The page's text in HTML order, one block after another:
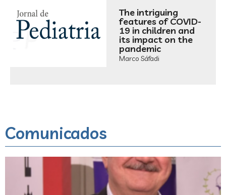
The intriguing
features of COVID-
19 in children and
its impact on the
pandemic
Marco Sáfadi
Comunicados